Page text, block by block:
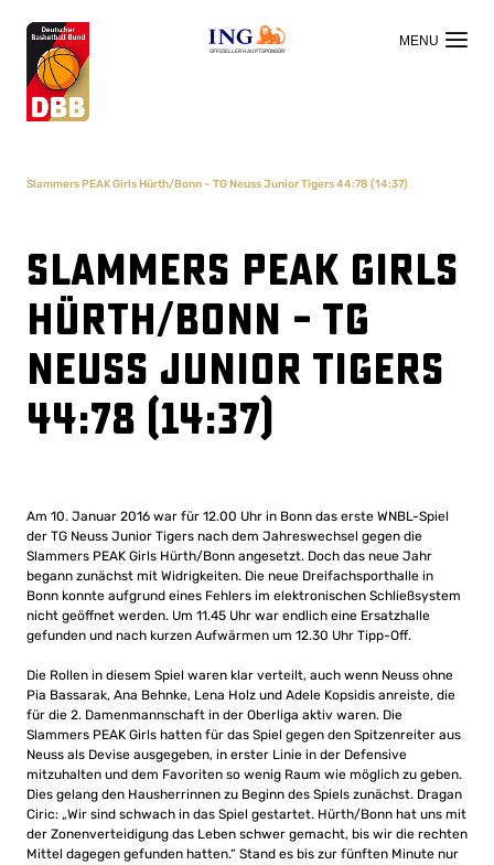
OFFIZIELLER HAUPTSPONSOR
Slammers PEAK Girls Hürth/Bonn – TG Neuss Junior Tigers 44:78 (14:37)
Slammers PEAK Girls
Hürth/Bonn – TG
Neuss Junior Tigers
44:78 (14:37)
Am 10. Januar 2016 war für 12.00 Uhr in Bonn das erste WNBL-Spiel
der TG Neuss Junior Tigers nach dem Jahreswechsel gegen die
Slammers PEAK Girls Hürth/Bonn angesetzt. Doch das neue Jahr
begann zunächst mit Widrigkeiten. Die neue Dreifachsporthalle in
Bonn konnte aufgrund eines Fehlers im elektronischen Schließsystem
nicht geöffnet werden. Um 11.45 Uhr war endlich eine Ersatzhalle
gefunden und nach kurzen Aufwärmen um 12.30 Uhr Tipp-Off.
Die Rollen in diesem Spiel waren klar verteilt, auch wenn Neuss ohne
Pia Bassarak, Ana Behnke, Lena Holz und Adele Kopsidis anreiste, die
für die 2. Damenmannschaft in der Oberliga aktiv waren. Die
Slammers PEAK Girls hatten für das Spiel gegen den Spitzenreiter aus
Neuss als Devise ausgegeben, in erster Linie in der Defensive
mitzuhalten und dem Favoriten so wenig Raum wie möglich zu geben.
Dies gelang den Hausherrinnen zu Beginn des Spiels zunächst. Dragan
Ciric: „Wir sind schwach in das Spiel gestartet. Hürth/Bonn hat uns mit
der Zonenverteidigung das Leben schwer gemacht, bis wir die rechten
Mittel dagegen gefunden hatten.“ Stand es bis zur fünften Minute nur